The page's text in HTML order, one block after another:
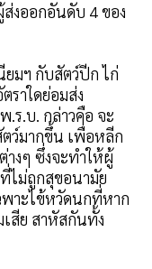
งออกอันดับ 4 ของ
ยมฯ กับสัตว์ปีก ไก่
ราใดย่อมส่ง
ร.บ. กล่าวคือ จะ
ว์มากขึ้น เพื่อหลีก
างๆ ซึ่งจะทำให้ผู้
ไม่ถูกสุขอนามัย
พาะไข้หวัดนกที่หาก
เสีย สาหัสกันทั้ง